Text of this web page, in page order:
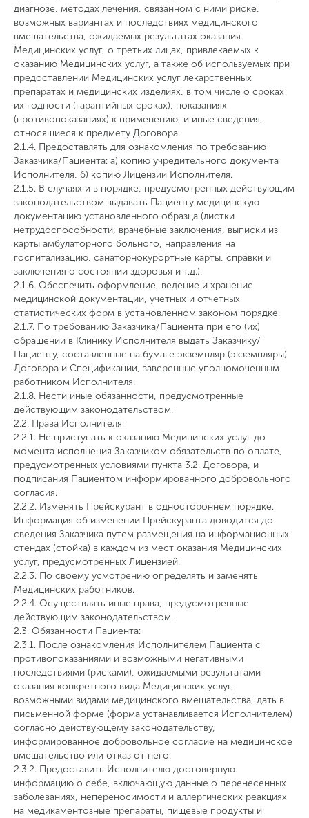
диагнозе, методах лечения, связанном с ними риске,
возможных вариантах и последствиях медицинского
вмешательства, ожидаемых результатах оказания
Медицинских услуг, о третьих лицах, привлекаемых к
оказанию Медицинских услуг, а также об используемых при
предоставлении Медицинских услуг лекарственных
препаратах и медицинских изделиях, в том числе о сроках
их годности (гарантийных сроках), показаниях
(противопоказаниях) к применению, и иные сведения,
относящиеся к предмету Договора.
2.1.4. Предоставлять для ознакомления по требованию
Заказчика/Пациента: а) копию учредительного документа
Исполнителя, б) копию Лицензии Исполнителя.
2.1.5. В случаях и в порядке, предусмотренных действующим
законодательством выдавать Пациенту медицинскую
документацию установленного образца (листки
нетрудоспособности, врачебные заключения, выписки из
карты амбулаторного больного, направления на
госпитализацию, санаторнокурортные карты, справки и
заключения о состоянии здоровья и т.д.).
2.1.6. Обеспечить оформление, ведение и хранение
медицинской документации, учетных и отчетных
статистических форм в установленном законом порядке.
2.1.7. По требованию Заказчика/Пациента при его (их)
обращении в Клинику Исполнителя выдать Заказчику/
Пациенту, составленные на бумаге экземпляр (экземпляры)
Договора и Спецификации, заверенные уполномоченным
работником Исполнителя.
2.1.8. Нести иные обязанности, предусмотренные
действующим законодательством.
2.2. Права Исполнителя:
2.2.1. Не приступать к оказанию Медицинских услуг до
момента исполнения Заказчиком обязательств по оплате,
предусмотренных условиями пункта 3.2. Договора, и
подписания Пациентом информированного добровольного
согласия.
2.2.2. Изменять Прейскурант в одностороннем порядке.
Информация об изменении Прейскуранта доводится до
сведения Заказчика путем размещения на информационных
стендах (стойка) в каждом из мест оказания Медицинских
услуг, предусмотренных Лицензией.
2.2.3. По своему усмотрению определять и заменять
Медицинских работников.
2.2.4. Осуществлять иные права, предусмотренные
действующим законодательством.
2.3. Обязанности Пациента:
2.3.1. После ознакомления Исполнителем Пациента с
противопоказаниями и возможными негативными
последствиями (рисками), ожидаемыми результатами
оказания конкретного вида Медицинских услуг,
возможными видами медицинского вмешательства, дать в
письменной форме (форма устанавливается Исполнителем)
согласно действующему законодательству,
информированное добровольное согласие на медицинское
вмешательство или отказ от него.
2.3.2. Предоставить Исполнителю достоверную
информацию о себе, включающую данные о перенесенных
заболеваниях, непереносимости и аллергических реакциях
на медикаментозные препараты, пищевые продукты и